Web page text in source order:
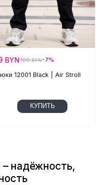
12001 Black | Air Stroll
BYN106BYN-7%
КУПИТЬ
надёжность,